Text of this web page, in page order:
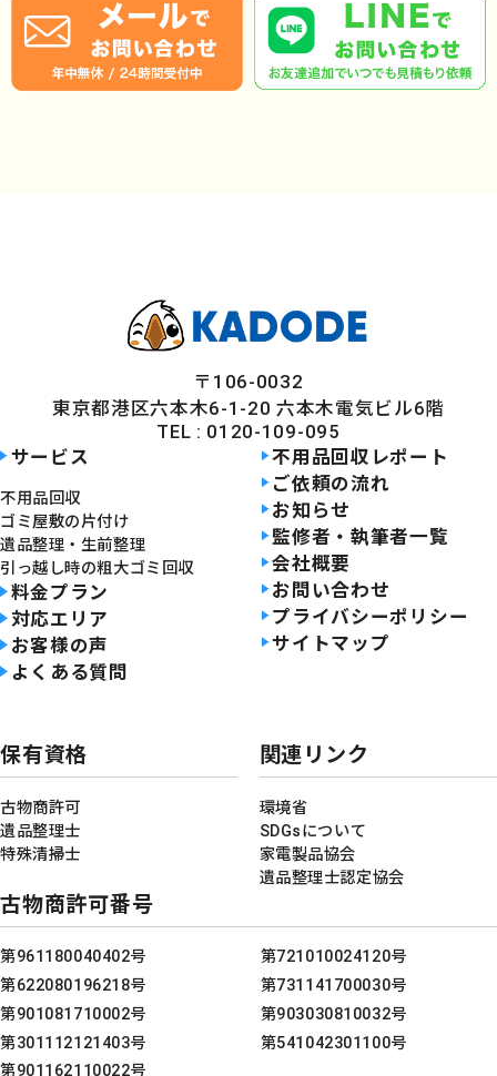
〒106-0032
東京都港区六本木6-1-20 六本木電気ビル6階
TEL : 0120-109-095
古物商許可番号
第961180040402号
第721010024120号
第622080196218号
第731141700030号
第901081710002号
第903030810032号
第301112121403号
第541042301100号
第901162110022号
サービス
不用品回収
ゴミ屋敷の片付け
遺品整理・生前整理
引っ越し時の粗大ゴミ回収
料金プラン
対応エリア
お客様の声
よくある質問
不用品回収レポート
ご依頼の流れ
お知らせ
監修者・執筆者一覧
会社概要
お問い合わせ
プライバシーポリシー
サイトマップ
保有資格
古物商許可
遺品整理士
特殊清掃士
関連リンク
環境省
SDGsについて
家電製品協会
遺品整理士認定協会